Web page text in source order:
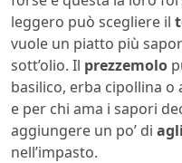
leggero può scegliere il
vuole un piatto più
sott’olio. Il prezzemolo
basilico, erba cipollina
e per chi ama i sapori
aggiungere un po’ di
nell’impasto.